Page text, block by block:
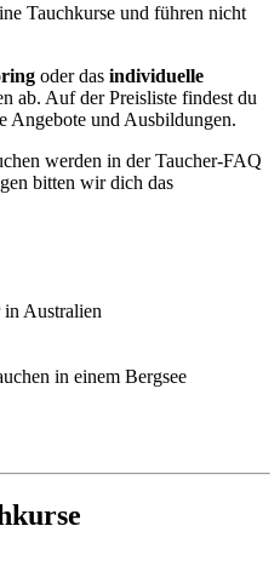
Tauchkurse und führen nicht
oder das individuelle
ab. Auf derPreisliste findest du
Angebote und Ausbildungen.
werden in derTaucher-FAQ
bitten wir dich das
in Australien
in einem Bergsee